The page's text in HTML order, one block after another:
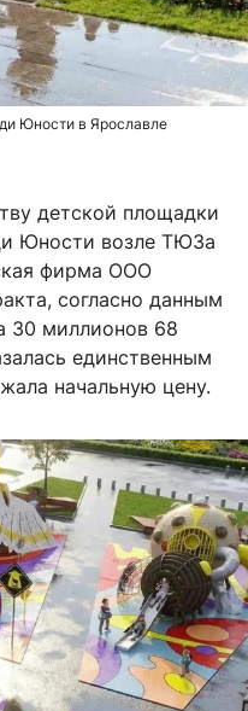
Юности в Ярославле
детской площадки
Юности возле ТЮЗа
фирма ООО
согласно данным
30 миллионов 68
единственным
начальную цену.